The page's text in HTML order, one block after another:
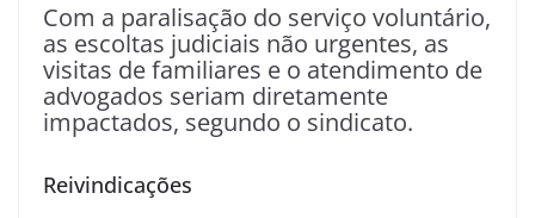
Com a paralisação do serviço voluntário,
as escoltas judiciais não urgentes, as
visitas de familiares e o atendimento de
advogados seriam diretamente
impactados, segundo o sindicato.
Reivindicações